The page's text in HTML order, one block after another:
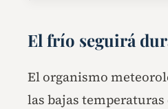
El frío seguirá
El organismo
las bajas